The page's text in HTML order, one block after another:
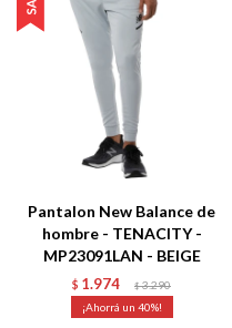
Pantalon New Balance de
hombre - TENACITY -
MP23091LAN - BEIGE
$ 1.974 $ 3.290
40